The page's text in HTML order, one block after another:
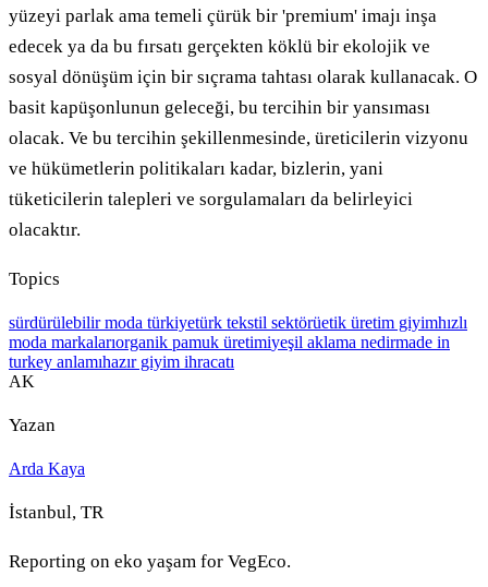
yüzeyi parlak ama temeli çürük bir 'premium' imajı inşa
edecek ya da bu fırsatı gerçekten köklü bir ekolojik ve
sosyal dönüşüm için bir sıçrama tahtası olarak kullanacak. O
basit kapüşonlunun geleceği, bu tercihin bir yansıması
olacak. Ve bu tercihin şekillenmesinde, üreticilerin vizyonu
ve hükümetlerin politikaları kadar, bizlerin, yani
tüketicilerin talepleri ve sorgulamaları da belirleyici
olacaktır.
Topics
sürdürülebilir moda türkiyetürk tekstil sektörüetik üretim giyimhızlı
moda markalarıorganik pamuk üretimiyeşil aklama nedirmade in
turkey anlamıhazır giyim ihracatı
AK
Yazan
Arda Kaya
İstanbul, TR
Reporting on eko yaşam for VegEco.